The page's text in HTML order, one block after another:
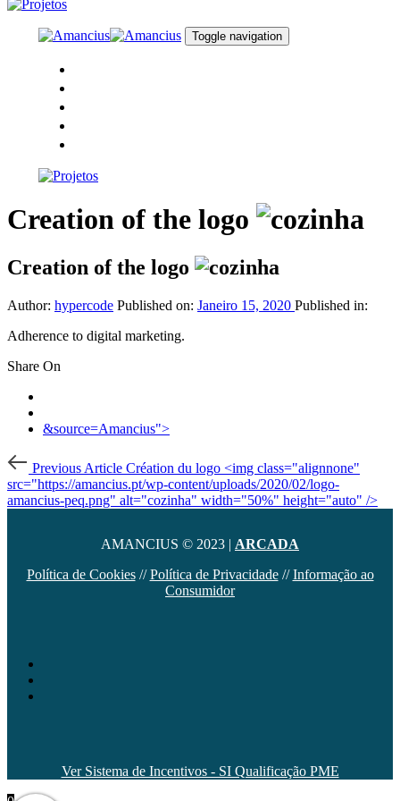
Skip
Skip
primary
Toggle navigation
Creation of the logo
Creation of the logo
Author: hypercode Published on: Janeiro 15, 2020 Published in:
Adherence to digital marketing.
Share On
&source=Amancius">
Post
navigation
Article
Previous Article Création du logo <img class="alignnone"
src="https://amancius.pt/wp-content/uploads/2020/02/logo-
amancius-peq.png" alt="cozinha" width="50%" height="auto" />
AMANCIUS © 2023 | ARCADA
Política de Cookies//Política de Privacidade//Informação ao
Consumidor
Ver Sistema de Incentivos - SI Qualificação PME